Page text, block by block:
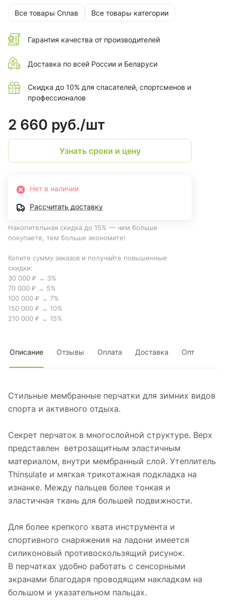
Все товары Сплав Все товары категории
Гарантия качества от производителей
Доставка по всей России и Беларуси
Скидка до 10% для спасателей, спортсменов и
профессионалов
2 660 руб./шт
Узнать сроки и цену
Нет в наличии
Рассчитать доставку
Накопительная скидка до 15% — чем больше
покупаете, тем больше экономите!
Копите сумму заказов и получайте повышенные
скидки:
30 000 ₽ → 3%
70 000 ₽ → 5%
100 000 ₽ → 7%
150 000 ₽ → 10%
210 000 ₽ → 15%
Описание Отзывы Оплата Доставка Опт
Стильные мембранные перчатки для зимних видов
спорта и активного отдыха.
Секрет перчаток в многослойной структуре. Верх
представлен ветрозащитным эластичным
материалом, внутри мембранный слой. Утеплитель
Thinsulate и мягкая трикотажная подкладка на
изнанке. Между пальцев более тонкая и
эластичная ткань для большей подвижности.
Для более крепкого хвата инструмента и
спортивного снаряжения на ладони имеется
силиконовый противоскользящий рисунок.
В перчатках удобно работать с сенсорными
экранами благодаря проводящим накладкам на
большом и указательном пальцах.